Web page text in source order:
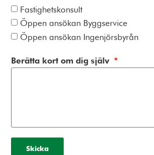
Fastighetskonsult
Öppen ansökan Byggservice
Öppen ansökan Ingenjörsbyrån
Berätta kort om dig själv
Skicka